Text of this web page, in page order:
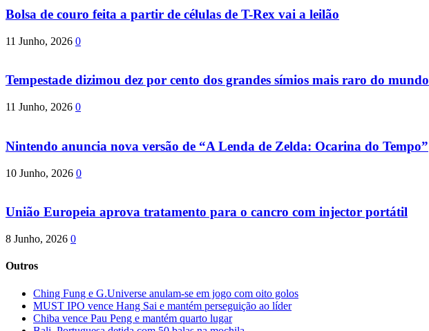
Bolsa de couro feita a partir de células de T-Rex vai a leilão
11 Junho, 2026 0
Tempestade dizimou dez por cento dos grandes símios mais raro do mundo
11 Junho, 2026 0
Nintendo anuncia nova versão de “A Lenda de Zelda: Ocarina do Tempo”
10 Junho, 2026 0
União Europeia aprova tratamento para o cancro com injector portátil
8 Junho, 2026 0
Outros
Ching Fung e G.Universe anulam-se em jogo com oito golos
MUST IPO vence Hang Sai e mantém perseguição ao líder
Chiba vence Pau Peng e mantém quarto lugar